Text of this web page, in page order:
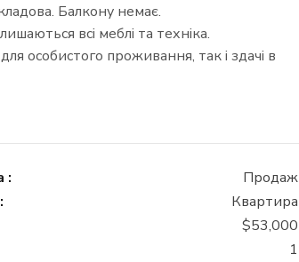
Балкону немає.
всі меблі та техніка.
особистого проживання, так і здачі в
:
Продаж
Квартира
$53,000
1